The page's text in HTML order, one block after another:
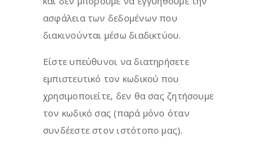
ασφάλεια των δεδομένων που
διακινούνται μέσω διαδικτύου.
Είστε υπεύθυνοι να διατηρήσετε
εμπιστευτικό τον κωδικού που
χρησιμοποιείτε, δεν θα σας ζητήσουμε
τον κωδικό σας (παρά μόνο όταν
συνδέεστε στον ιστότοπο μας).